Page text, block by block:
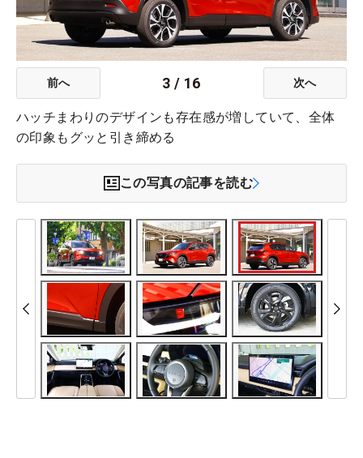
前へ 3 / 16 次へ
ハッチまわりのデザインも存在感が増していて、全体
の印象もグッと引き締める
この写真の記事を読む